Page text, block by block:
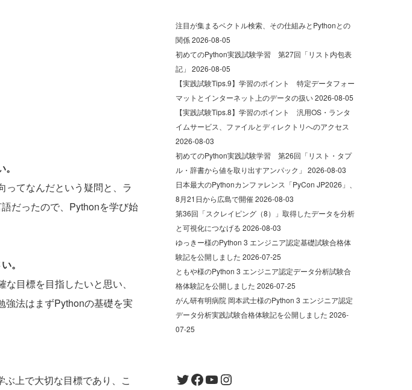
ってなんだという疑問と、ラ
だったので、Pythonを学び始
。
目標を目指したいと思い、
強法はまずPythonの基礎を実
上で大切な目標であり、こ
注目が集まるベクトル検索、その仕組みとPythonとの
関係2026-08-05
初めてのPython実践試験学習 第27回「リスト内包表
記」 2026-08-05
【実践試験Tips.9】学習のポイント 特定データフォー
マットとインターネット上のデータの扱い2026-08-05
【実践試験Tips.8】学習のポイント 汎用OS・ランタ
イムサービス、ファイルとディレクトリへのアクセス
2026-08-03
初めてのPython実践試験学習 第26回「リスト・タプ
ル・辞書から値を取り出すアンパック」 2026-08-03
日本最大のPythonカンファレンス「PyCon JP2026」、
8月21日から広島で開催2026-08-03
第36回「スクレイピング（8）」取得したデータを分析
と可視化につなげる 2026-08-03
ゆっきー様のPython 3 エンジニア認定基礎試験合格体
験記を公開しました 2026-07-25
ともや様のPython 3 エンジニア認定データ分析試験合
格体験記を公開しました 2026-07-25
がん研有明病院 岡本武士様のPython 3 エンジニア認定
データ分析実践試験合格体験記を公開しました 2026-
07-25
Twitter
Facebook
YouTube
Instagram